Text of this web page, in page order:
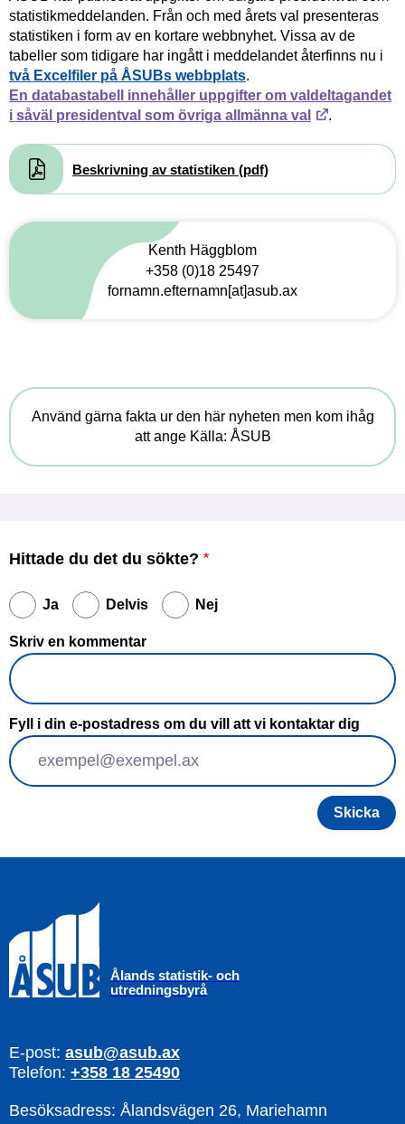
statistikmeddelanden. Från och med årets val presenteras
statistiken i form av en kortare webbnyhet. Vissa av de
tabeller som tidigare har ingått i meddelandet återfinns nu i
två Excelfiler på ÅSUBs webbplats.
En databastabell innehåller uppgifter om valdeltagandet
i såväl presidentval som övriga allmänna val
.
Document
Beskrivning av statistiken (pdf)
Kenth Häggblom
+358 (0)18 25497
fornamn.efternamn[at]asub.ax
Använd gärna fakta ur den här nyheten men kom ihåg
att ange Källa: ÅSUB
Hittade du det du sökte?
Ja Delvis Nej
Skriv en kommentar
Fyll i din e-postadress om du vill att vi kontaktar dig
Ålands statistik- och
utredningsbyrå
E-post: asub@asub.ax
Telefon: +358 18 25490
Besöksadress: Ålandsvägen 26, Mariehamn